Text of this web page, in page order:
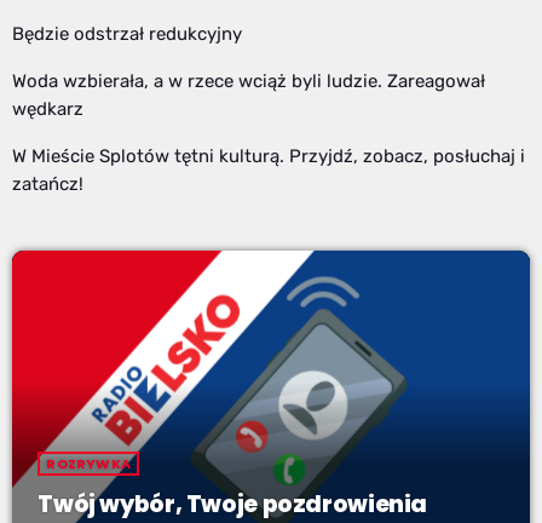
Będzie odstrzał redukcyjny
Woda wzbierała, a w rzece wciąż byli ludzie. Zareagował
wędkarz
W Mieście Splotów tętni kulturą. Przyjdź, zobacz, posłuchaj i
zatańcz!
ROZRYWKA
Twój wybór, Twoje pozdrowienia